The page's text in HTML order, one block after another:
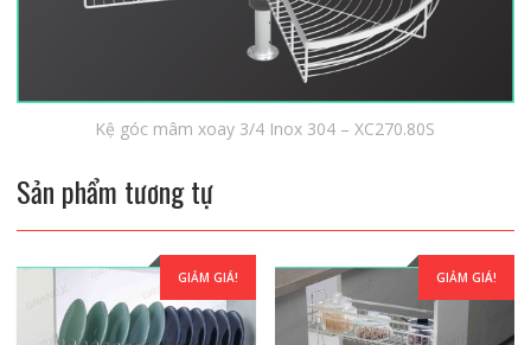
Kệ góc mâm xoay 3/4 Inox 304 – XC270.80S
Sản phẩm tương tự
GIẢM GIÁ! GIẢM GIÁ!